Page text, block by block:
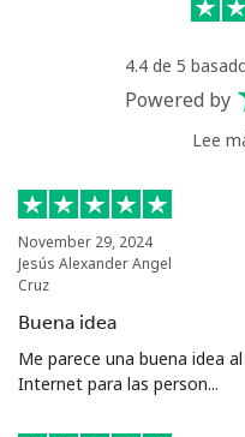
⁦1.5¢⁩
Línea fija ⁦53.5¢⁩
Celular ⁦42.5¢⁩
4.4 de 5
Powered by
Lee
November 29, 2024
Jesús Alexander Angel
Cruz
Buena idea
Me parece una buena idea
Internet para las person...